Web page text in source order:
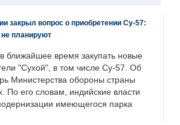
закрыл вопрос о приобретении Су-57:
не планируют
ближайшее время закупать новые
"Сухой", в том числе Су-57. Об
Министерства обороны страны
По его словам, индийские власти
имеющегося парка